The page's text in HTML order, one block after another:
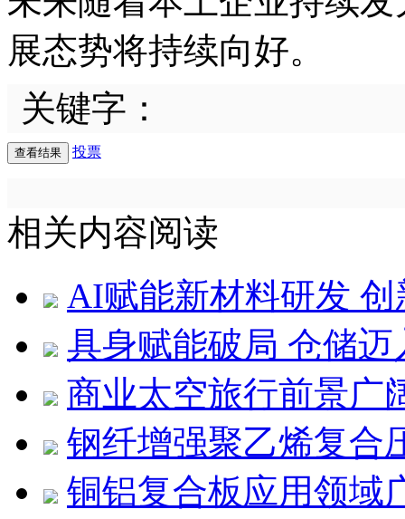
展态势将持续向好。
关键字：
投票
相关内容阅读
AI赋能新材料研发
具身赋能破局 仓储
商业太空旅行前景广
钢纤增强聚乙烯复合
铜铝复合板应用领域